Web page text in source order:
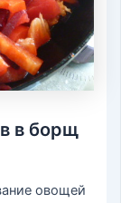
в борщ
овощей